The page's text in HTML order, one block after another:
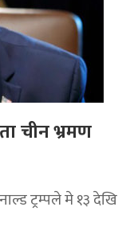
चीन भ्रमण
ट्रम्पले मे १३ देखि